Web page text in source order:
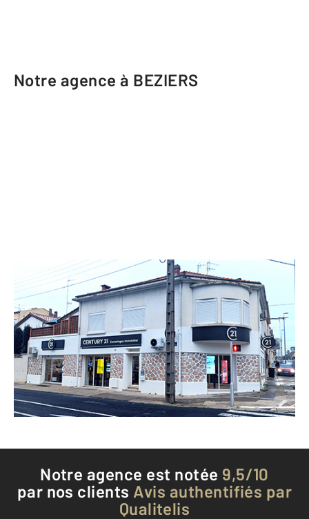
Notre agence à BEZIERS
CENTURY 21 Comminges Immobilier
51 avenue Enseigne Albertini
BEZIERS - 34500
Envoyer un message
Téléphoner à l'agence
Notre agence est notée 9,5/10
par nos clients Avis authentifiés par
Qualitelis